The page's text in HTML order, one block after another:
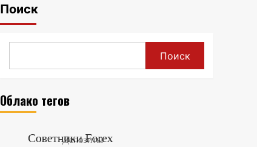
Поиск
Поиск
Облако тегов